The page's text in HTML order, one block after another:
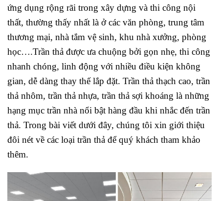
ứng dụng rộng rãi trong xây dựng và thi công nội
thất, thường thấy nhất là ở các văn phòng, trung tâm
thương mại, nhà tắm vệ sinh, khu nhà xưởng, phòng
học….Trần thả được ưa chuộng bởi gọn nhẹ, thi công
nhanh chóng, linh động với nhiều điều kiện không
gian, dễ dàng thay thế lắp đặt. Trần thả thạch cao, trần
thả nhôm, trần thả nhựa, trần thả sợi khoáng là những
hạng mục trần nhà nổi bật hàng đầu khi nhắc đến trần
thả. Trong bài viết dưới đây, chúng tôi xin giới thiệu
đôi nét về các loại trần thả để quý khách tham khảo
thêm.